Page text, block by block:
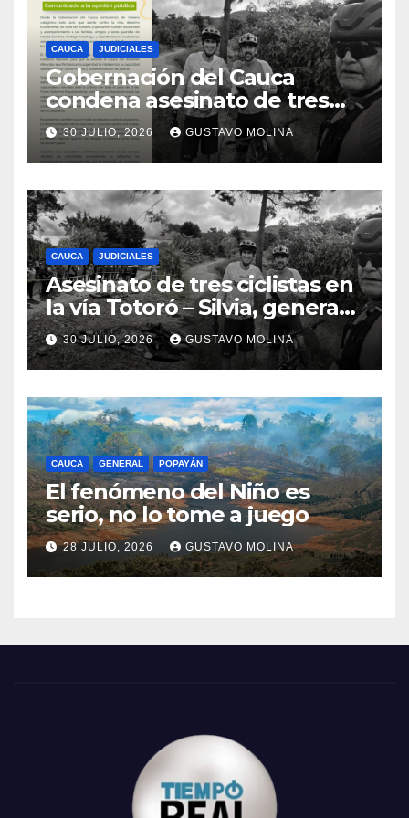
CAUCA JUDICIALES
Gobernación del Cauca
condena asesinato de tres
ciudadanos y exige medidas
urgentes al Gobierno
Nacional
30 JULIO, 2026 GUSTAVO MOLINA
CAUCA JUDICIALES
Asesinato de tres ciclistas en
la vía Totoró – Silvia, genera
consternación en el Cauca
30 JULIO, 2026 GUSTAVO MOLINA
CAUCA GENERAL POPAYÁN
El fenómeno del Niño es
serio, no lo tome a juego
28 JULIO, 2026 GUSTAVO MOLINA